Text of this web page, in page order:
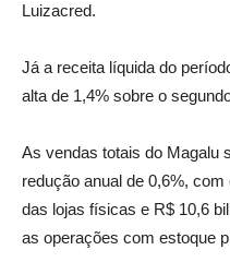
Luizacred.
Já a receita líquida do
alta de 1,4% sobre o
As vendas totais do Magalu
redução anual de 0,6%,
das lojas físicas e R$ 10,6
as operações com estoque